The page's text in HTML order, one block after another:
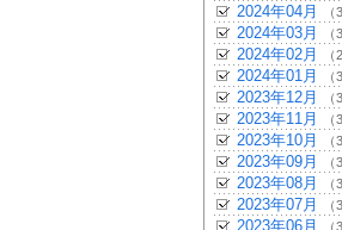
2024年04月 （
2024年03月 （
2024年02月 （
2024年01月 （
2023年12月 （
2023年11月 （
2023年10月 （
2023年09月 （
2023年08月 （
2023年07月 （
2023年06月 （